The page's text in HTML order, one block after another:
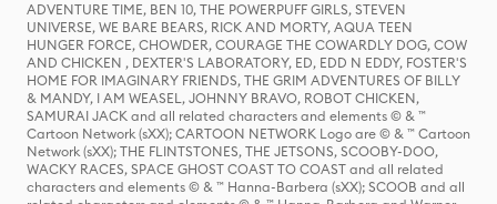
ADVENTURE TIME, BEN 10, THE POWERPUFF GIRLS, STEVEN
UNIVERSE, WE BARE BEARS, RICK AND MORTY, AQUA TEEN
HUNGER FORCE, CHOWDER, COURAGE THE COWARDLY DOG, COW
AND CHICKEN , DEXTER'S LABORATORY, ED, EDD N EDDY, FOSTER'S
HOME FOR IMAGINARY FRIENDS, THE GRIM ADVENTURES OF BILLY
& MANDY, I AM WEASEL, JOHNNY BRAVO, ROBOT CHICKEN,
SAMURAI JACK and all related characters and elements © & ™
Cartoon Network (sXX); CARTOON NETWORK Logo are © & ™ Cartoon
Network (sXX); THE FLINTSTONES, THE JETSONS, SCOOBY-DOO,
WACKY RACES, SPACE GHOST COAST TO COAST and all related
characters and elements © & ™ Hanna-Barbera (sXX); SCOOB and all